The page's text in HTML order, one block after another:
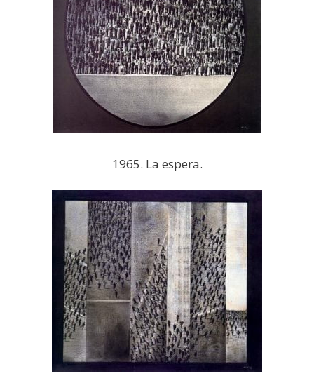
1965. La espera.